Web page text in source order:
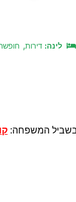
לינה: דירות,
בשביל המשפחה: